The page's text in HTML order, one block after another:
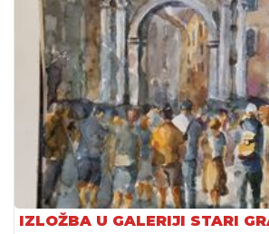
IZLOŽBA U GALERIJI STARI